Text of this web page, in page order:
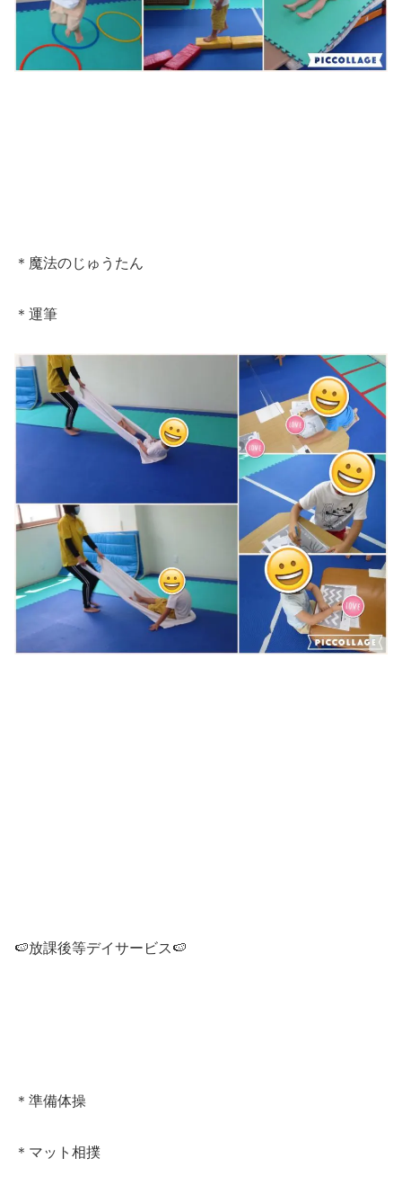
＊魔法のじゅうたん
＊運筆
🍉放課後等デイサービス🍉
＊準備体操
＊マット相撲